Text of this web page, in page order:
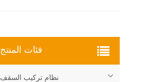
فئات المنتج
نظام تركيب السقف